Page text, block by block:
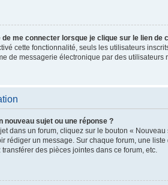
de me connecter lorsque je clique sur le lien de
cette fonctionnalité, seuls les utilisateurs
de messagerie électronique par des utilisateurs
nouveau sujet ou une réponse ?
dans un forum, cliquez sur le bouton «
rédiger un message. Sur chaque forum, une
des pièces jointes dans ce forum, etc.